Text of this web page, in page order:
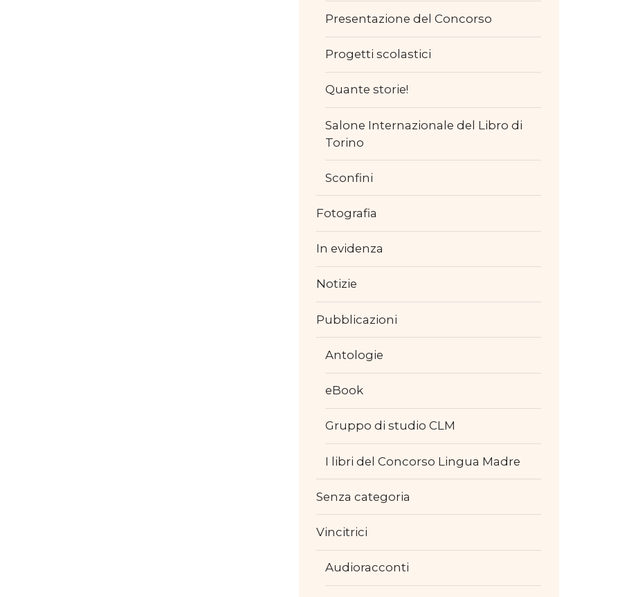
Presentazione del Concorso
Progetti scolastici
Quante storie!
Salone Internazionale del Libro di
Torino
Sconfini
Fotografia
In evidenza
Notizie
Pubblicazioni
Antologie
eBook
Gruppo di studio CLM
I libri del Concorso Lingua Madre
Senza categoria
Vincitrici
Audioracconti